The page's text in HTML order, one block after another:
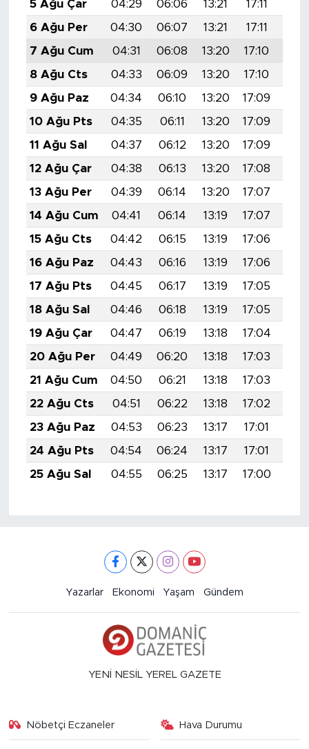
5 Ağu Çar
04:29 06:06 13:21 17:11
6 Ağu Per
04:30 06:07 13:21 17:11
7 Ağu Cum
04:31 06:08 13:20 17:10
8 Ağu Cts
04:33 06:09 13:20 17:10
9 Ağu Paz
04:34 06:10 13:20 17:09
10 Ağu Pts
04:35 06:11 13:20 17:09
11 Ağu Sal
04:37 06:12 13:20 17:09
12 Ağu Çar
04:38 06:13 13:20 17:08
13 Ağu Per
04:39 06:14 13:20 17:07
14 Ağu Cum
04:41 06:14 13:19 17:07
15 Ağu Cts
04:42 06:15 13:19 17:06
16 Ağu Paz
04:43 06:16 13:19 17:06
17 Ağu Pts
04:45 06:17 13:19 17:05
18 Ağu Sal
04:46 06:18 13:19 17:05
19 Ağu Çar
04:47 06:19 13:18 17:04
20 Ağu Per
04:49 06:20 13:18 17:03
21 Ağu Cum
04:50 06:21 13:18 17:03
22 Ağu Cts
04:51 06:22 13:18 17:02
23 Ağu Paz
04:53 06:23 13:17 17:01
24 Ağu Pts
04:54 06:24 13:17 17:01
25 Ağu Sal
04:55 06:25 13:17 17:00
Yazarlar Ekonomi Yaşam Gündem
YENİ NESİL YEREL GAZETE
Nöbetçi Eczaneler Hava Durumu